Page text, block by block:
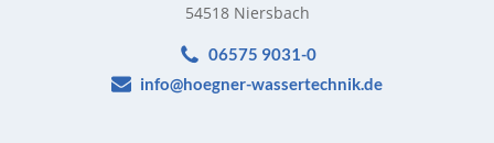
54518 Niersbach
06575 9031-0
info@hoegner-wassertechnik.de